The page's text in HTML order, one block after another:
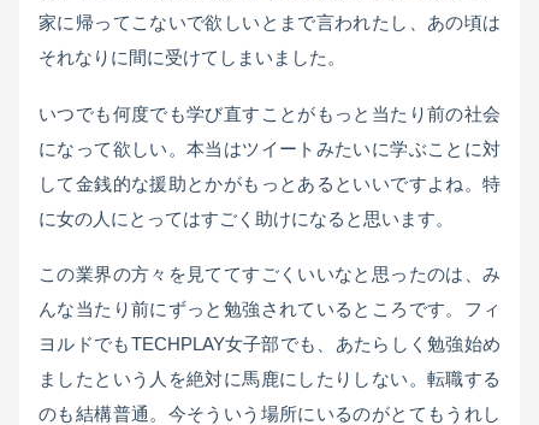
家に帰ってこないで欲しいとまで言われたし、あの頃は
それなりに間に受けてしまいました。
いつでも何度でも学び直すことがもっと当たり前の社会
になって欲しい。本当はツイートみたいに学ぶことに対
して金銭的な援助とかがもっとあるといいですよね。特
に女の人にとってはすごく助けになると思います。
この業界の方々を見ててすごくいいなと思ったのは、み
んな当たり前にずっと勉強されているところです。フィ
ヨルドでもTECHPLAY女子部でも、あたらしく勉強始め
ましたという人を絶対に馬鹿にしたりしない。転職する
のも結構普通。今そういう場所にいるのがとてもうれし